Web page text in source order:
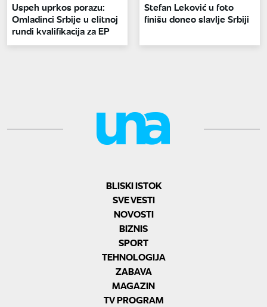
Uspeh uprkos porazu:
Omladinci Srbije u elitnoj
rundi kvalifikacija za EP
Stefan Leković u foto
finišu doneo slavlje Srbiji
BLISKI ISTOK
SVE VESTI
NOVOSTI
BIZNIS
SPORT
TEHNOLOGIJA
ZABAVA
MAGAZIN
TV PROGRAM